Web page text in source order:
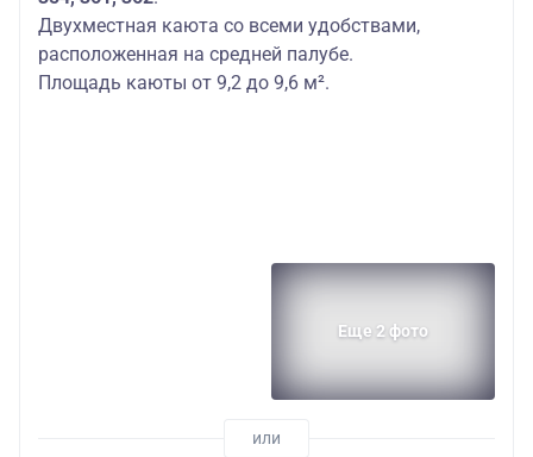
палуба
балконом
Дополнительных
мест: 1
Двухместная каюта со всеми удобствами,
расположенная на средней палубе.
Площадь каюты от 9,2 до 9,6 м².
Еще 2 фото